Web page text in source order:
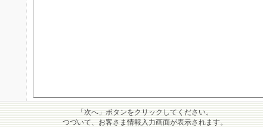
「次へ」ボタンをクリックしてください。
つづいて、お客さま情報入力画面が表示されます。